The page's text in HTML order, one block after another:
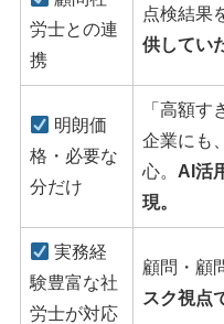
労士との連
携
点検結果
供してい
明朗価
格・必要な
分だけ
「高額
企業にも、
心。 AI活
現。
実務経
験豊富な社
労士が対応
顧問・顧
スク視点